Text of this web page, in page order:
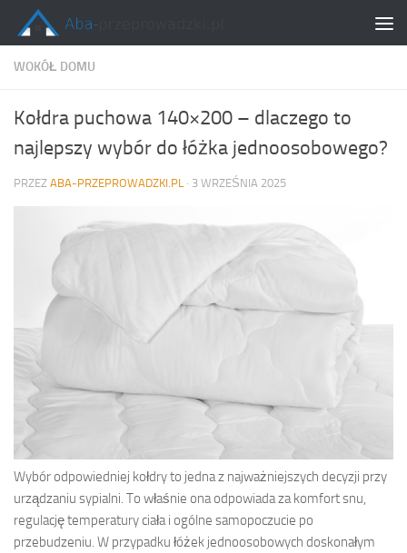
Skip to content
WOKÓŁ DOMU
Kołdra puchowa 140×200 – dlaczego to
najlepszy wybór do łóżka jednoosobowego?
PRZEZ ABA-PRZEPROWADZKI.PL · 3 WRZEŚNIA 2025
Wybór odpowiedniej kołdry to jedna z najważniejszych decyzji przy
urządzaniu sypialni. To właśnie ona odpowiada za komfort snu,
regulację temperatury ciała i ogólne samopoczucie po
przebudzeniu. W przypadku łóżek jednoosobowych doskonałym